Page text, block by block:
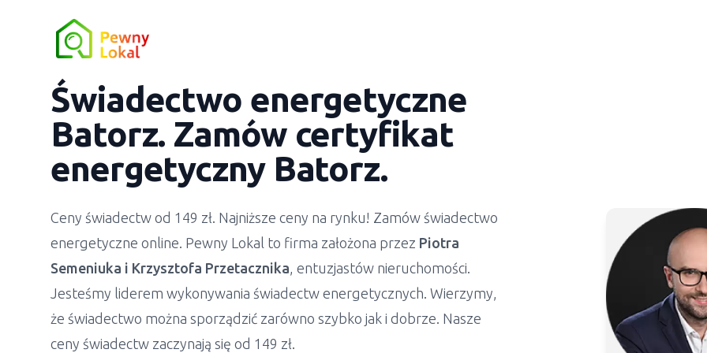
Świadectwo energetyczne
Batorz. Zamów certyfikat
energetyczny Batorz.
Ceny świadectw od 149 zł. Najniższe ceny na rynku! Zamów świadectwo
energetyczne online. Pewny Lokal to firma założona przez Piotra
Semeniuka i Krzysztofa Przetacznika, entuzjastów nieruchomości.
Jesteśmy liderem wykonywania świadectw energetycznych. Wierzymy,
że świadectwo można sporządzić zarówno szybko jak i dobrze. Nasze
ceny świadectw zaczynają się od 149 zł.